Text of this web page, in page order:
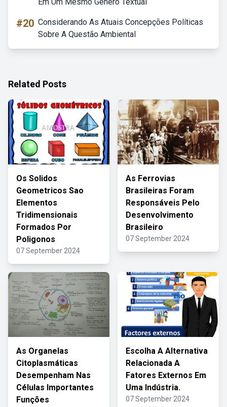
#20 Considerando As Atuais Concepções Políticas
Sobre A Questão Ambiental
Related Posts
Os Solidos
Geometricos Sao
Elementos
Tridimensionais
Formados Por
Poligonos
07 September 2024
As Ferrovias
Brasileiras Foram
Responsáveis Pelo
Desenvolvimento
Brasileiro
07 September 2024
As Organelas
Citoplasmáticas
Desempenham Nas
Células Importantes
Funções
Escolha A Alternativa
Relacionada A
Fatores Externos Em
Uma Indústria.
07 September 2024